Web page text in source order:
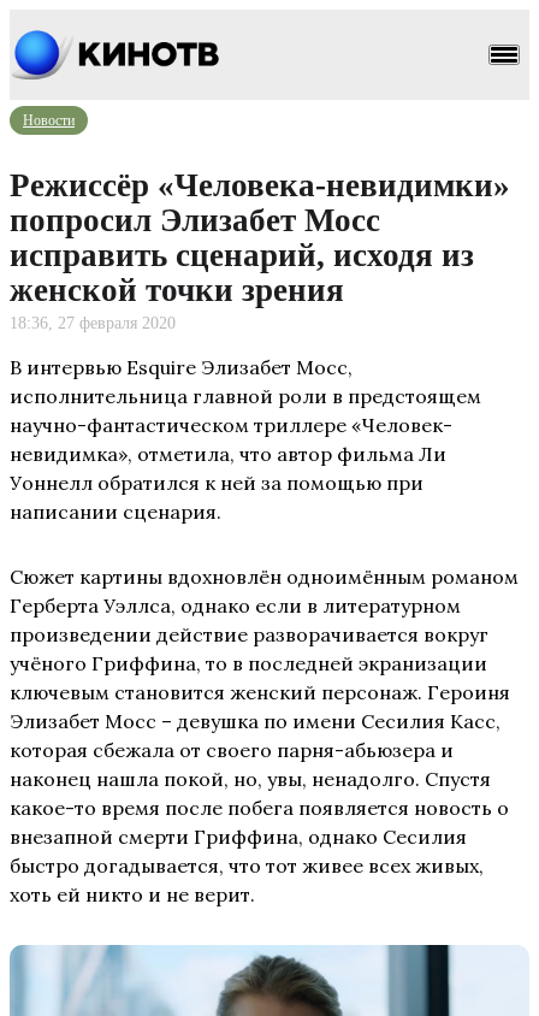
Новости
Режиссёр «Человека-невидимки»
попросил Элизабет Мосс
исправить сценарий, исходя из
женской точки зрения
18:36, 27 февраля 2020
В интервью Esquire Элизабет Мосс,
исполнительница главной роли в предстоящем
научно-фантастическом триллере «Человек-
невидимка», отметила, что автор фильма Ли
Уоннелл обратился к ней за помощью при
написании сценария.
Сюжет картины вдохновлён одноимённым романом
Герберта Уэллса, однако если в литературном
произведении действие разворачивается вокруг
учёного Гриффина, то в последней экранизации
ключевым становится женский персонаж. Героиня
Элизабет Мосс – девушка по имени Сесилия Касс,
которая сбежала от своего парня-абьюзера и
наконец нашла покой, но, увы, ненадолго. Спустя
какое-то время после побега появляется новость о
внезапной смерти Гриффина, однако Сесилия
быстро догадывается, что тот живее всех живых,
хоть ей никто и не верит.